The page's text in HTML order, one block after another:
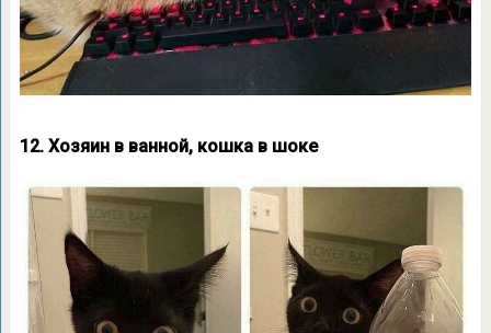
12. Хозяин в ванной, кошка в шоке